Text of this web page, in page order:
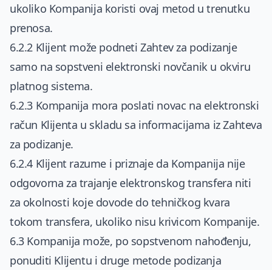
ukoliko Kompanija koristi ovaj metod u trenutku
prenosa.
6.2.2 Klijent može podneti Zahtev za podizanje
samo na sopstveni elektronski novčanik u okviru
platnog sistema.
6.2.3 Kompanija mora poslati novac na elektronski
račun Klijenta u skladu sa informacijama iz Zahteva
za podizanje.
6.2.4 Klijent razume i priznaje da Kompanija nije
odgovorna za trajanje elektronskog transfera niti
za okolnosti koje dovode do tehničkog kvara
tokom transfera, ukoliko nisu krivicom Kompanije.
6.3 Kompanija može, po sopstvenom nahođenju,
ponuditi Klijentu i druge metode podizanja